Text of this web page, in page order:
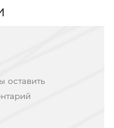
оставить